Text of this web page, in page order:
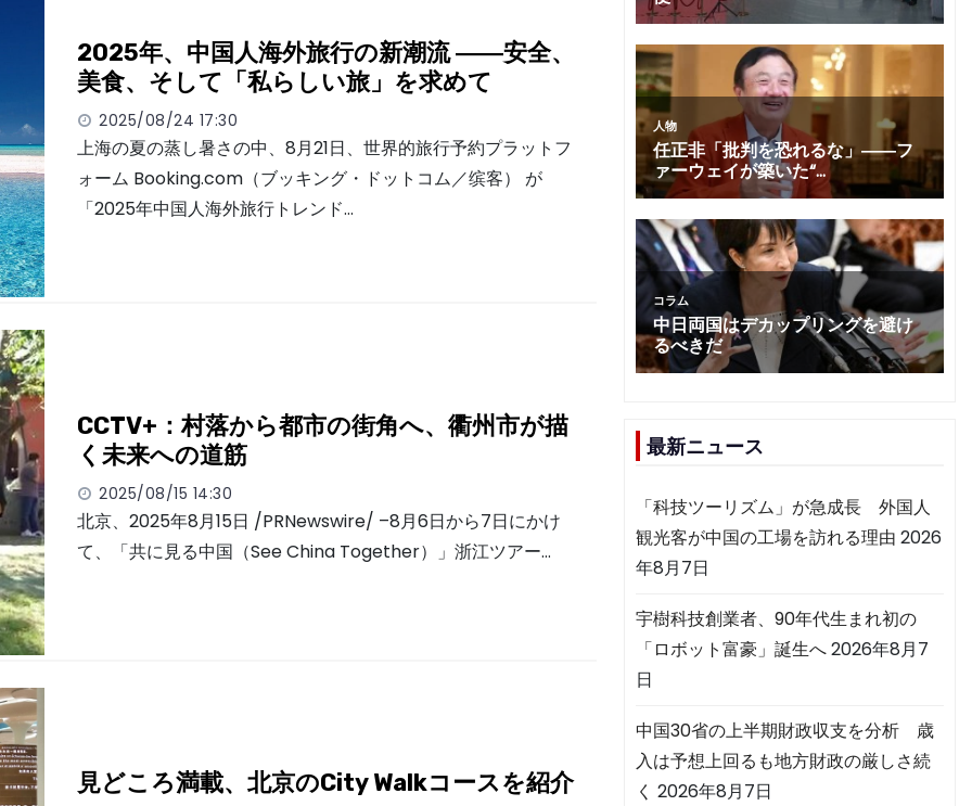
2025年、中国人海外旅行の新潮流 ――安全、
美食、そして「私らしい旅」を求めて
2025/08/24 17:30
上海の夏の蒸し暑さの中、8月21日、世界的旅行予約プラットフ
ォーム Booking.com（ブッキング・ドットコム／缤客） が
「2025年中国人海外旅行トレンド…
CCTV+：村落から都市の街角へ、衢州市が描
く未来への道筋
2025/08/15 14:30
北京、2025年8月15日 /PRNewswire/ –8月6日から7日にかけ
て、「共に見る中国（See China Together）」浙江ツアー…
見どころ満載、北京のCity Walkコースを紹介
最新ニュース
「科技ツーリズム」が急成長 外国人
観光客が中国の工場を訪れる理由 2026
年8月7日
宇樹科技創業者、90年代生まれ初の
「ロボット富豪」誕生へ2026年8月7
日
中国30省の上半期財政収支を分析 歳
入は予想上回るも地方財政の厳しさ続
く 2026年8月7日